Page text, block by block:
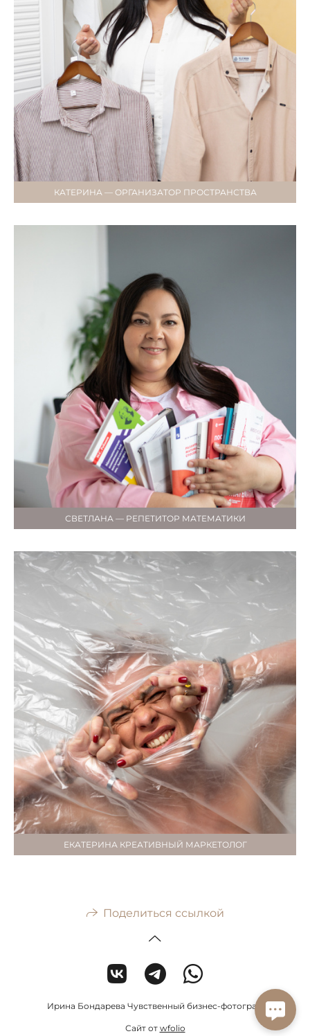
КАТЕРИНА — ОРГАНИЗАТОР ПРОСТРАНСТВА
СВЕТЛАНА — РЕПЕТИТОР МАТЕМАТИКИ
ЕКАТЕРИНА КРЕАТИВНЫЙ МАРКЕТОЛОГ
Поделиться ссылкой
Ирина Бондарева Чувственный бизнес-фотограф
Сайт от wfolio